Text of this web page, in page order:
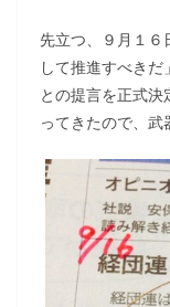
先立つ、９月１６
して推進すべきだ」
との提言を正式
ってきたので、武